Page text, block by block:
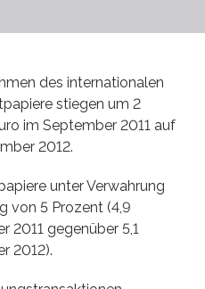
des internationalen
stiegen um 2
im September 2011 auf
2012.
unter Verwahrung
von 5 Prozent (4,9
2011 gegenüber 5,1
2012).